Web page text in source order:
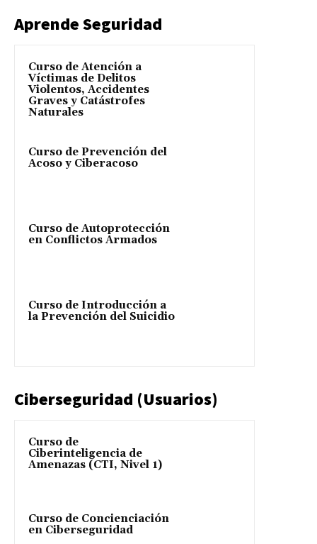
Aprende Seguridad
Curso de Atención a
Víctimas de Delitos
Violentos, Accidentes
Graves y Catástrofes
Naturales
Curso de Prevención del
Acoso y Ciberacoso
Curso de Autoprotección
en Conflictos Armados
Curso de Introducción a
la Prevención del Suicidio
Ciberseguridad (Usuarios)
Curso de
Ciberinteligencia de
Amenazas (CTI, Nivel 1)
Curso de Concienciación
en Ciberseguridad